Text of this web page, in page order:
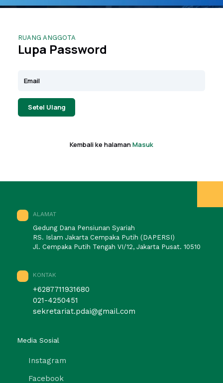
RUANG ANGGOTA
Lupa Password
Setel Ulang
Kembali ke halamanMasuk
ALAMAT
Gedung Dana Pensiunan Syariah
RS. Islam Jakarta Cempaka Putih (DAPERSI)
Jl. Cempaka Putih Tengah VI/12, Jakarta Pusat. 10510
KONTAK
+6287711931680
021-4250451
sekretariat.pdai@gmail.com
Media Sosial
Instagram
Facebook